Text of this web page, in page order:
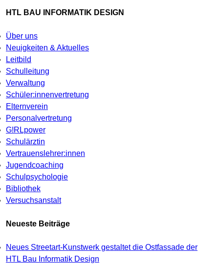
HTL BAU INFORMATIK DESIGN
Über uns
Neuigkeiten & Aktuelles
Leitbild
Schulleitung
Verwaltung
Schüler:innenvertretung
Elternverein
Personalvertretung
G!RLpower
Schulärztin
Vertrauenslehrer:innen
Jugendcoaching
Schulpsychologie
Bibliothek
Versuchsanstalt
Neueste Beiträge
Neues Streetart-Kunstwerk gestaltet die Ostfassade der
HTL Bau Informatik Design